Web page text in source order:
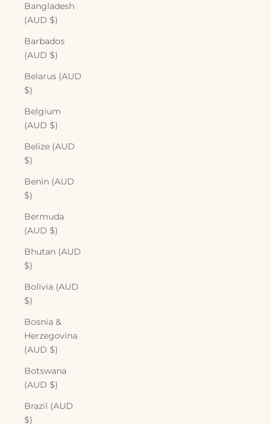
Bangladesh
(AUD $)
Barbados
(AUD $)
Belarus (AUD
$)
Belgium
(AUD $)
Belize (AUD
$)
Benin (AUD
$)
Bermuda
(AUD $)
Bhutan (AUD
$)
Bolivia (AUD
$)
Bosnia &
Herzegovina
(AUD $)
Botswana
(AUD $)
Brazil (AUD
$)